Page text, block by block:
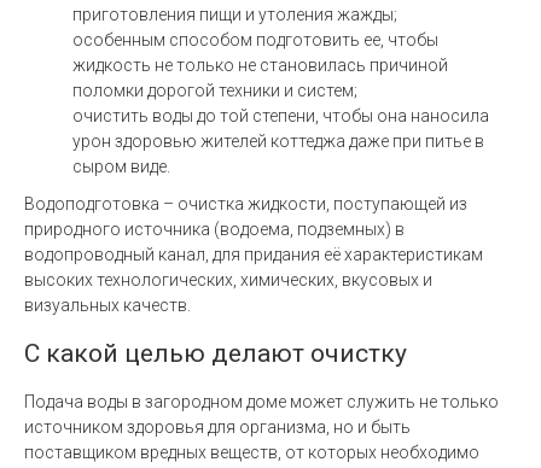
приготовления пищи и утоления жажды;
особенным способом подготовить ее, чтобы
жидкость не только не становилась причиной
поломки дорогой техники и систем;
очистить воды до той степени, чтобы она наносила
урон здоровью жителей коттеджа даже при питье в
сыром виде.
Водоподготовка – очистка жидкости, поступающей из
природного источника (водоема, подземных) в
водопроводный канал, для придания её характеристикам
высоких технологических, химических, вкусовых и
визуальных качеств.
С какой целью делают очистку
Подача воды в загородном доме может служить не только
источником здоровья для организма, но и быть
поставщиком вредных веществ, от которых необходимо